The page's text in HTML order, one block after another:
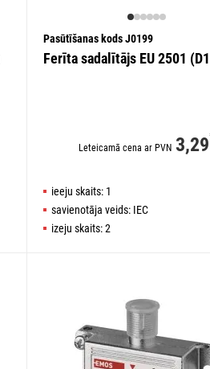
Pasūtīšanas kods J0199
Ferīta sadalītājs EU 2501
Leteicamā cena ar PVN 3,29
ieeju skaits: 1
savienotāja veids: IEC
izeju skaits: 2